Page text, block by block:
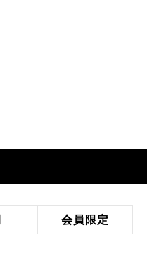
会員限定